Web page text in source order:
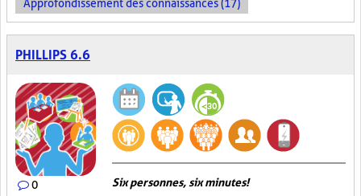
Approfondissement des connaissances (17)
PHILLIPS 6.6
0 Six personnes, six minutes!